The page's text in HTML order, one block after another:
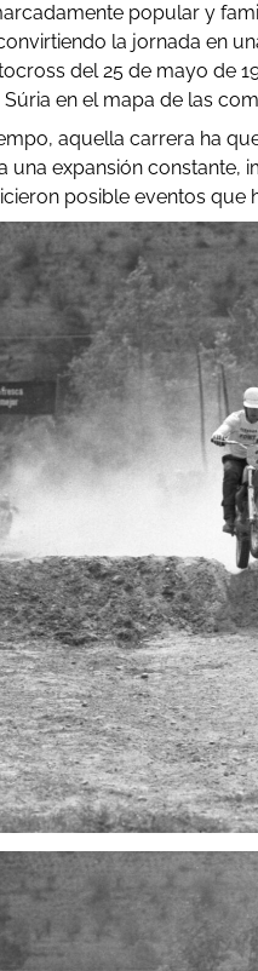
popular y
la jornada en
del 25 de mayo de
Súria en el mapa de las
aquella carrera ha
una expansión constante,
posible eventos